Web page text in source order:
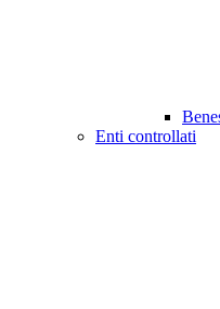
Enti controllati